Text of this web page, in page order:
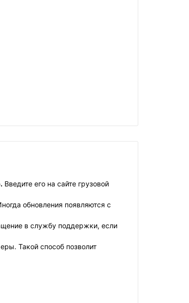
Введите его на сайте грузовой
обновления появляются с
в службу поддержки, если
Такой способ позволит